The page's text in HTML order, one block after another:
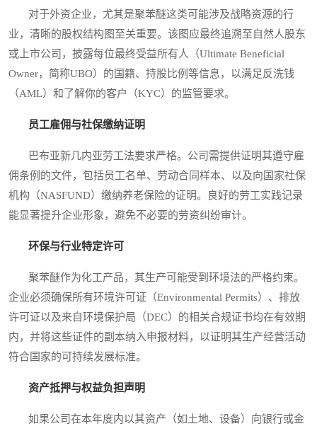
对于外资企业，尤其是聚苯醚这类可能涉及战略资源的行
业，清晰的股权结构图至关重要。该图应最终追溯至自然人股东
或上市公司，披露每位最终受益所有人（Ultimate Beneficial
Owner，简称UBO）的国籍、持股比例等信息，以满足反洗钱
（AML）和了解你的客户（KYC）的监管要求。
员工雇佣与社保缴纳证明
巴布亚新几内亚劳工法要求严格。公司需提供证明其遵守雇
佣条例的文件，包括员工名单、劳动合同样本、以及向国家社保
机构（NASFUND）缴纳养老保险的证明。良好的劳工实践记录
能显著提升企业形象，避免不必要的劳资纠纷审计。
环保与行业特定许可
聚苯醚作为化工产品，其生产可能受到环境法的严格约束。
企业必须确保所有环境许可证（Environmental Permits）、排放
许可证以及来自环境保护局（DEC）的相关合规证书均在有效期
内，并将这些证件的副本纳入申报材料，以证明其生产经营活动
符合国家的可持续发展标准。
资产抵押与权益负担声明
如果公司在本年度内以其资产（如土地、设备）向银行或金